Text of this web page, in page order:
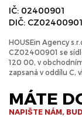
IČ: 02400901
DIČ: CZ02400901
HOUSEin Agency
CZ02400901 se
120 00, v
zapsaná v oddílu C,
MÁTE
NAPIŠTE NÁM,